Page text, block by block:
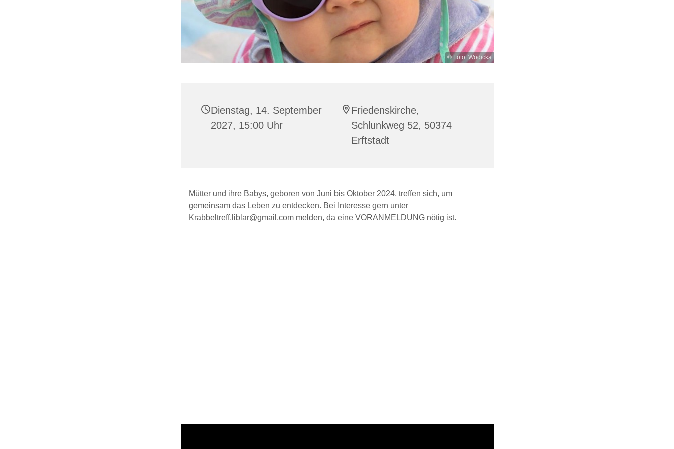
© Foto: Wodicka
Dienstag, 14. September
2027, 15:00 Uhr
Friedenskirche,
Schlunkweg 52, 50374
Erftstadt
Mütter und ihre Babys, geboren von Juni bis Oktober 2024, treffen sich, um
gemeinsam das Leben zu entdecken. Bei Interesse gern unter
Krabbeltreff.liblar@gmail.com melden, da eine VORANMELDUNG nötig ist.